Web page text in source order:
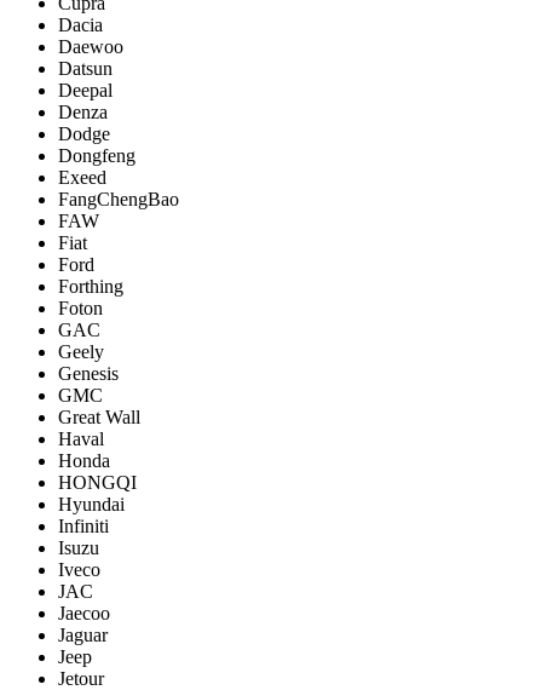
Dacia
Daewoo
Datsun
Deepal
Denza
Dodge
Dongfeng
Exeed
FangChengBao
FAW
Fiat
Ford
Forthing
Foton
GAC
Geely
Genesis
GMC
Great Wall
Haval
Honda
HONGQI
Hyundai
Infiniti
Isuzu
Iveco
JAC
Jaecoo
Jaguar
Jeep
Jetour